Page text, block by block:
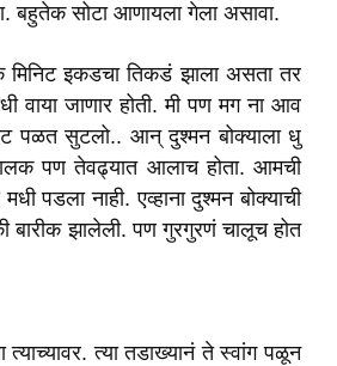
बहुतेक सोटा आणायला गेला असावा.
मिनिट इकडचा तिकडं झाला असता तर
वाया जाणार होती. मी पण मग ना आव
पळत सुटलो.. आन् दुश्मन बोक्याला धु
पण तेवढ्यात आलाच होता. आमची
पडला नाही. एव्हाना दुश्मन बोक्याची
बारीक झालेली. पण गुरगुरणं चालूच होत
त्याच्यावर. त्या तडाख्यानं ते स्वांग पळून